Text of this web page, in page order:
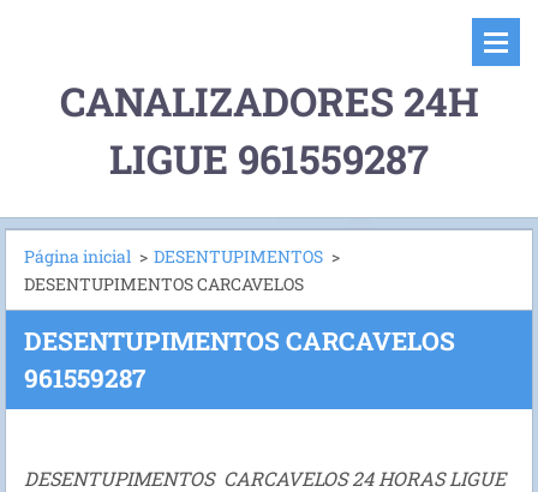
CANALIZADORES 24H
LIGUE 961559287
Página inicial > DESENTUPIMENTOS >
DESENTUPIMENTOS CARCAVELOS
DESENTUPIMENTOS CARCAVELOS
961559287
DESENTUPIMENTOS CARCAVELOS 24 HORAS LIGUE